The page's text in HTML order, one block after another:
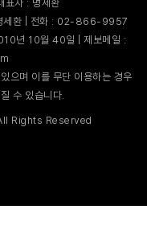
자 : 명세환
명세환 | 전화 : 02-866-9957
년 10월 40일 | 제보메일 :
으며 이를 무단 이용하는 경우
수 있습니다.
Rights Reserved